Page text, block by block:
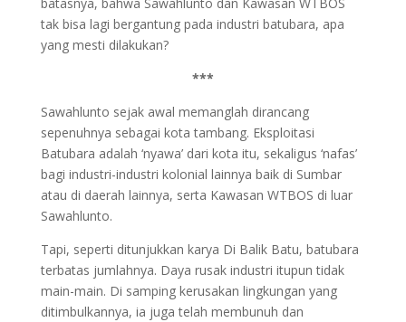
tak bisa lagi bergantung pada industri batubara, apa
yang mesti dilakukan?
***
Sawahlunto sejak awal memanglah dirancang
sepenuhnya sebagai kota tambang. Eksploitasi
Batubara adalah ‘nyawa’ dari kota itu, sekaligus ‘nafas’
bagi industri-industri kolonial lainnya baik di Sumbar
atau di daerah lainnya, serta Kawasan WTBOS di luar
Sawahlunto.
Tapi, seperti ditunjukkan karya Di Balik Batu, batubara
terbatas jumlahnya. Daya rusak industri itupun tidak
main-main. Di samping kerusakan lingkungan yang
ditimbulkannya, ia juga telah membunuh dan